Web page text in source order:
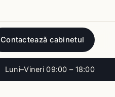
Luni–Vineri 09:00 – 18:00
Contactează cabinetul